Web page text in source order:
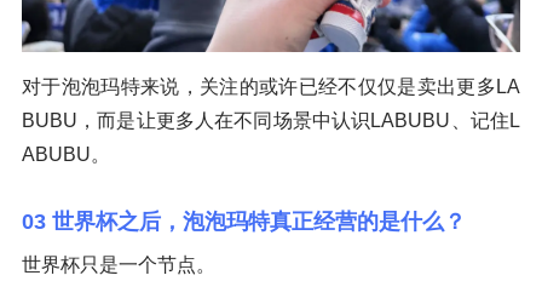
对于泡泡玛特来说，关注的或许已经不仅仅是卖出更多LA
BUBU，而是让更多人在不同场景中认识LABUBU、记住L
ABUBU。
03 世界杯之后，泡泡玛特真正经营的是什么？
世界杯只是一个节点。